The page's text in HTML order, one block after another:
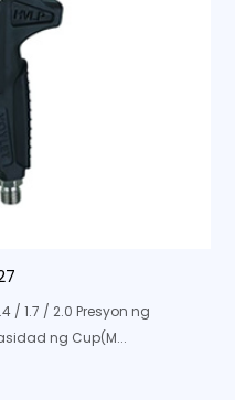
/ 1.7 / 2.0 Presyon ng
ng Cup(M...